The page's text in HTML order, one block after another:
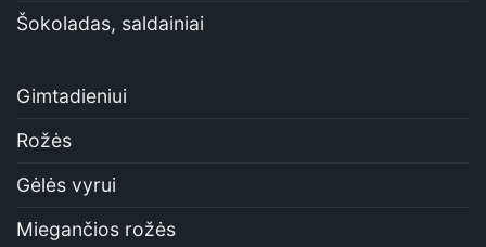
Šokoladas, saldainiai
Gimtadieniui
Rožės
Gėlės vyrui
Miegančios rožės